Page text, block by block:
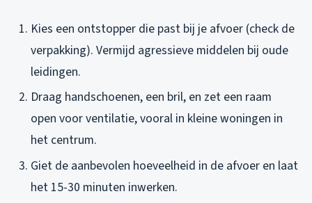
Kies een ontstopper die past bij je afvoer (check de
verpakking). Vermijd agressieve middelen bij oude
leidingen.
Draag handschoenen, een bril, en zet een raam
open voor ventilatie, vooral in kleine woningen in
het centrum.
Giet de aanbevolen hoeveelheid in de afvoer en laat
het 15-30 minuten inwerken.